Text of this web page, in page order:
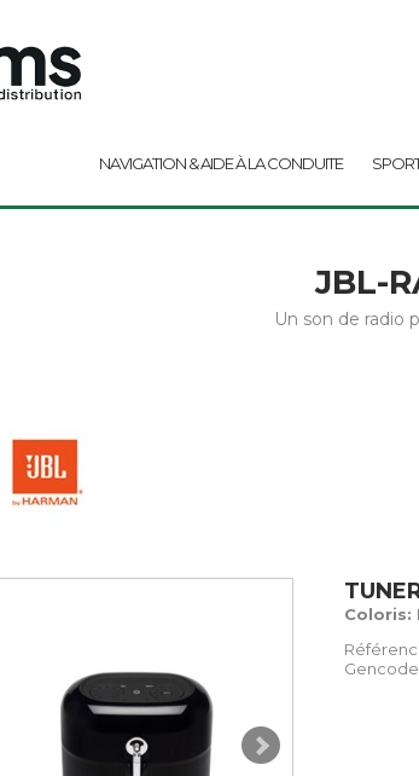
NAVIGATION & AIDE À LA CONDUITE
JBL-
Un son de radio
Coloris:
Gencode